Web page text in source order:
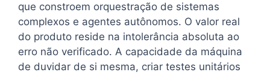
que constroem orquestração de sistemas
complexos e agentes autônomos. O valor real
do produto reside na intolerância absoluta ao
erro não verificado. A capacidade da máquina
de duvidar de si mesma, criar testes unitários